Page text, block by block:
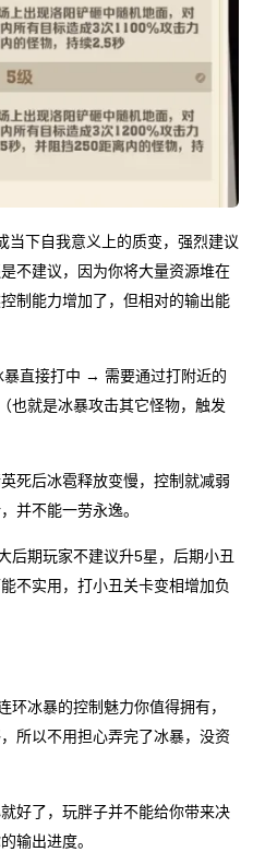
当下自我意义上的质变，强烈建议
不建议，因为你将大量资源堆在
制能力增加了，但相对的输出能
暴直接打中 → 需要通过打附近的
也就是冰暴攻击其它怪物，触发
死后冰雹释放变慢，控制就减弱
并不能一劳永逸。
后期玩家不建议升5星，后期小丑
不实用，打小丑关卡变相增加负
环冰暴的控制魅力你值得拥有，
所以不用担心弄完了冰暴，没资
好了，玩胖子并不能给你带来决
输出进度。